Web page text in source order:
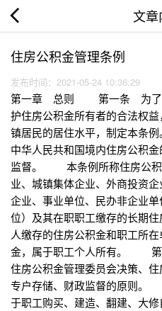
文章
住房公积金管理条例
发布时间：2021-05-24 10:36:29
第一章 总则 第一条 为了加
护住房公积金所有者的合法权
镇居民的居住水平，制定本
中华人民共和国境内住房公积
监督。 本条例所称住房公积
业、城镇集体企业、外商投资
企业、事业单位、民办非企业
位）及其在职职工缴存的长
人缴存的住房公积金和职工所
金，属于职工个人所有。 第
住房公积金管理委员会决策、
专户存储、财政监督的原则
于职工购买、建造、翻建、大